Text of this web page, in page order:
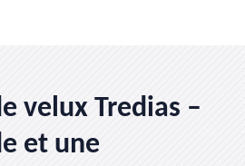
velux Tredias –
et une